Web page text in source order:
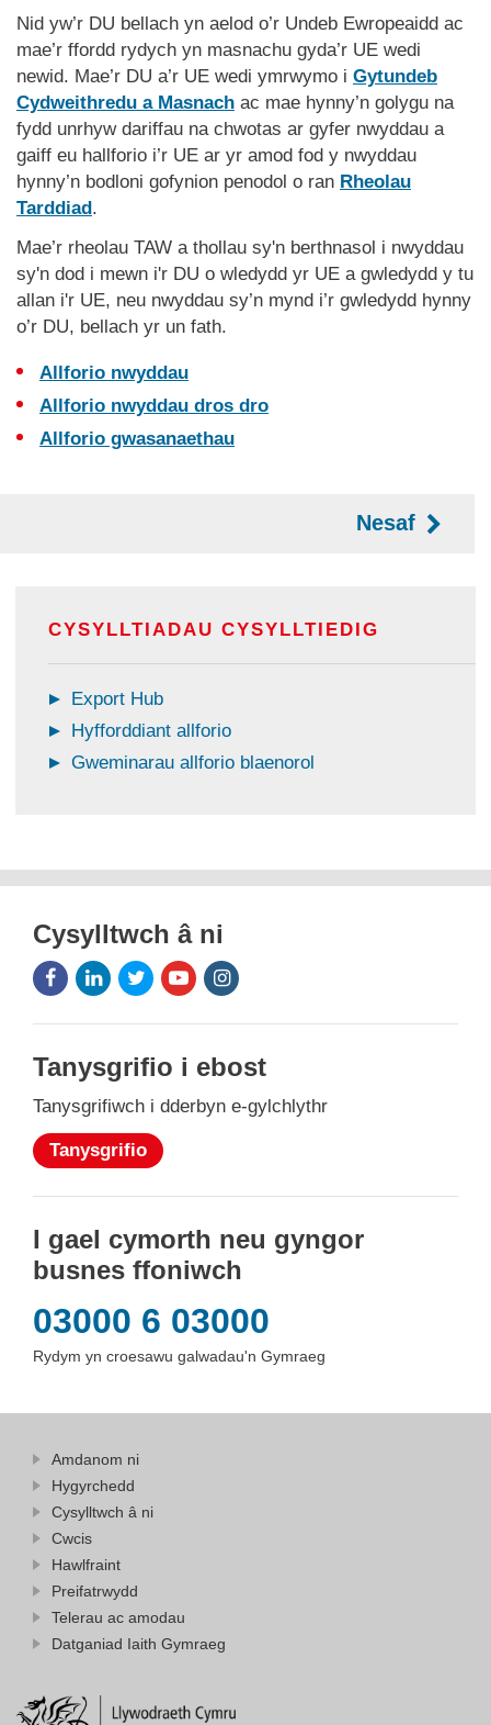
Nid yw’r DU bellach yn aelod o’r Undeb Ewropeaidd ac
mae’r ffordd rydych yn masnachu gyda’r UE wedi
newid. Mae’r DU a’r UE wedi ymrwymo i Gytundeb
Cydweithredu a Masnach ac mae hynny’n golygu na
fydd unrhyw dariffau na chwotas ar gyfer nwyddau a
gaiff eu hallforio i’r UE ar yr amod fod y nwyddau
hynny’n bodloni gofynion penodol o ran Rheolau
Tarddiad.
Mae’r rheolau TAW a thollau sy'n berthnasol i nwyddau
sy'n dod i mewn i'r DU o wledydd yr UE a gwledydd y tu
allan i'r UE, neu nwyddau sy’n mynd i’r gwledydd hynny
o’r DU, bellach yr un fath.
Allforio nwyddau
Allforio nwyddau dros dro
Allforio gwasanaethau
Nesaf
CYSYLLTIADAU CYSYLLTIEDIG
Export Hub
Hyfforddiant allforio
Gweminarau allforio blaenorol
Cysylltwch â ni
Facebook
Icon
LinkedIn
Icon
Twitter
Icon
Youtube
Icon
Instagram
Icon
Tanysgrifio i ebost
Tanysgrifiwch i dderbyn e-gylchlythr
Tanysgrifio
I gael cymorth neu gyngor
busnes ffoniwch
03000 6 03000
Rydym yn croesawu galwadau'n Gymraeg
Amdanom ni
Hygyrchedd
Cysylltwch â ni
Cwcis
Hawlfraint
Preifatrwydd
Telerau ac amodau
Datganiad Iaith Gymraeg